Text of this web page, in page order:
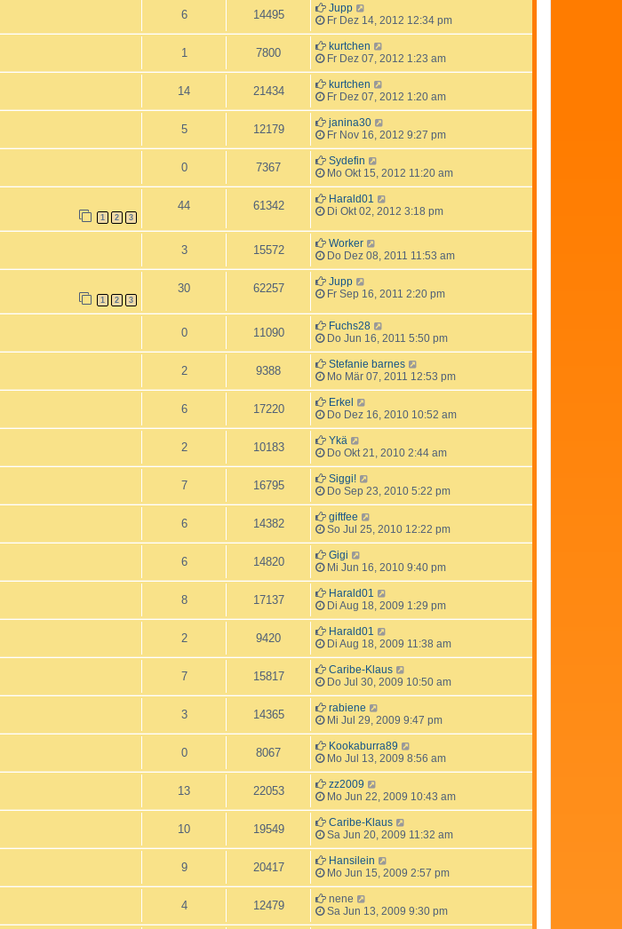
6 14495
Jupp
Fr Dez 14, 2012 12:34 pm
1 7800
kurtchen
Fr Dez 07, 2012 1:23 am
14 21434
kurtchen
Fr Dez 07, 2012 1:20 am
5 12179
janina30
Fr Nov 16, 2012 9:27 pm
0 7367
Sydefin
Mo Okt 15, 2012 11:20 am
1 2 3
44 61342
Harald01
Di Okt 02, 2012 3:18 pm
3 15572
Worker
Do Dez 08, 2011 11:53 am
1 2 3
30 62257
Jupp
Fr Sep 16, 2011 2:20 pm
0 11090
Fuchs28
Do Jun 16, 2011 5:50 pm
2 9388
Stefanie barnes
Mo Mär 07, 2011 12:53 pm
6 17220
Erkel
Do Dez 16, 2010 10:52 am
2 10183
Ykä
Do Okt 21, 2010 2:44 am
7 16795
Siggi!
Do Sep 23, 2010 5:22 pm
6 14382
giftfee
So Jul 25, 2010 12:22 pm
6 14820
Gigi
Mi Jun 16, 2010 9:40 pm
8 17137
Harald01
Di Aug 18, 2009 1:29 pm
2 9420
Harald01
Di Aug 18, 2009 11:38 am
7 15817
Caribe-Klaus
Do Jul 30, 2009 10:50 am
3 14365
rabiene
Mi Jul 29, 2009 9:47 pm
0 8067
Kookaburra89
Mo Jul 13, 2009 8:56 am
13 22053
zz2009
Mo Jun 22, 2009 10:43 am
10 19549
Caribe-Klaus
Sa Jun 20, 2009 11:32 am
9 20417
Hansilein
Mo Jun 15, 2009 2:57 pm
4 12479
nene
Sa Jun 13, 2009 9:30 pm